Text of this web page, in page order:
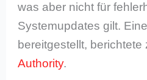
was aber nicht für
Systemupdates gilt.
bereitgestellt,
Authority.